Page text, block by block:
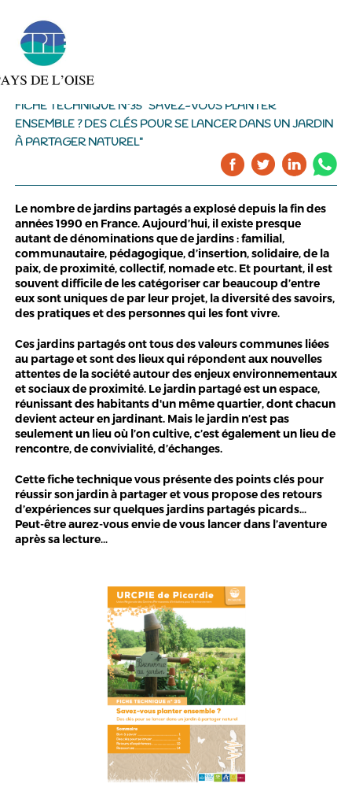
FICHE TECHNIQUE N°35 "SAVEZ-VOUS PLANTER
ENSEMBLE ? DES CLÉS POUR SE LANCER DANS UN JARDIN
À PARTAGER NATUREL"
Le nombre de jardins partagés a explosé depuis la fin des
années 1990 en France. Aujourd’hui, il existe presque
autant de dénominations que de jardins : familial,
communautaire, pédagogique, d’insertion, solidaire, de la
paix, de proximité, collectif, nomade etc. Et pourtant, il est
souvent difficile de les catégoriser car beaucoup d’entre
eux sont uniques de par leur projet, la diversité des savoirs,
des pratiques et des personnes qui les font vivre.
Ces jardins partagés ont tous des valeurs communes liées
au partage et sont des lieux qui répondent aux nouvelles
attentes de la société autour des enjeux environnementaux
et sociaux de proximité. Le jardin partagé est un espace,
réunissant des habitants d'un même quartier, dont chacun
devient acteur en jardinant. Mais le jardin n’est pas
seulement un lieu où l’on cultive, c’est également un lieu de
rencontre, de convivialité, d’échanges.
Cette fiche technique vous présente des points clés pour
réussir son jardin à partager et vous propose des retours
d’expériences sur quelques jardins partagés picards…
Peut-être aurez-vous envie de vous lancer dans l’aventure
après sa lecture…